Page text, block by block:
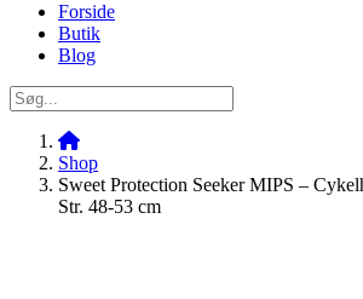
Forside
Butik
Blog
Shop
Sweet Protection Seeker MIPS –
Str. 48-53 cm